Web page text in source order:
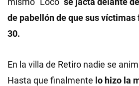
de pabellón de que sus víctimas
30.
En la villa de Retiro nadie se
Hasta que finalmente lo hizo la